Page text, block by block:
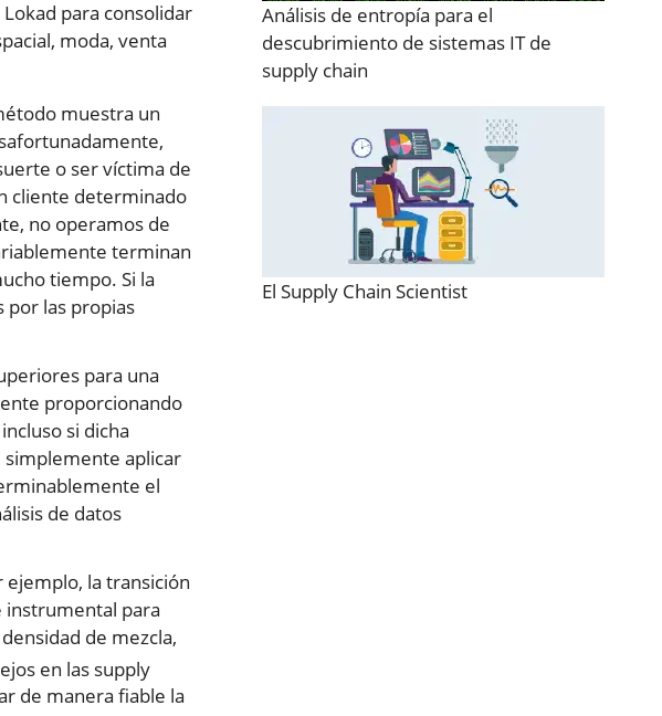
para consolidar
moda, venta
muestra un
o ser víctima de
cliente determinado
no operamos de
terminan
tiempo. Si la
por las propias
para una
proporcionando
si dicha
simplemente aplicar
el
de datos
ejemplo, la transición
instrumental para
de mezcla,
en las supply
de manera fiable la
Análisis de entropía para el
descubrimiento de sistemas IT de
supply chain
El Supply Chain Scientist